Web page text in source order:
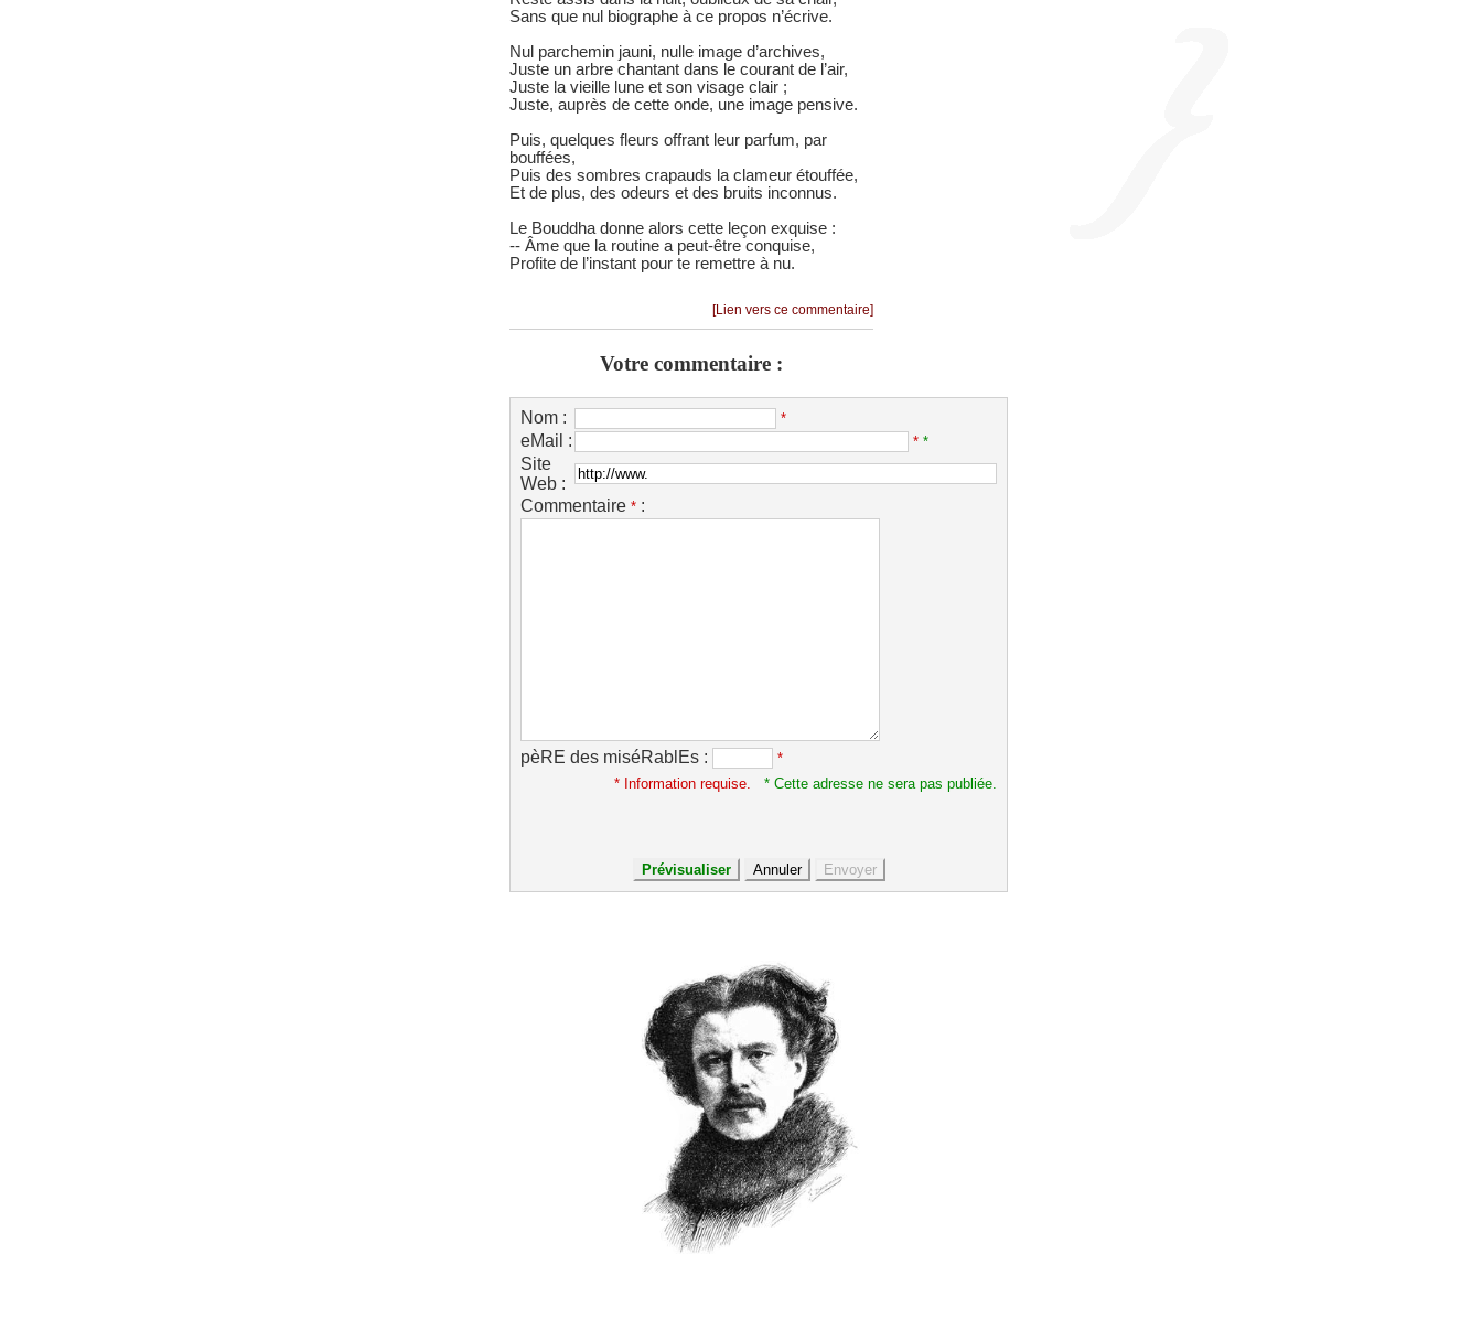
Sans que nul biographe à ce propos n’écrive.
Nul parchemin jauni, nulle image d’archives,
Juste un arbre chantant dans le courant de l’air,
Juste la vieille lune et son visage clair ;
Juste, auprès de cette onde, une image pensive.
Puis, quelques fleurs offrant leur parfum, par
bouffées,
Puis des sombres crapauds la clameur étouffée,
Et de plus, des odeurs et des bruits inconnus.
Le Bouddha donne alors cette leçon exquise :
-- Âme que la routine a peut-être conquise,
Profite de l’instant pour te remettre à nu.
[Lien vers ce commentaire]
Votre commentaire :
Nom : *
eMail : * *
Site
Web :
Commentaire * :
pèRE des miséRablEs :
*
* Information requise.
* Cette adresse ne sera pas publiée.